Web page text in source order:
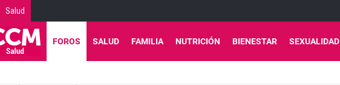
Salud
FOROS SALUD FAMILIA NUTRICIÓN BIENESTAR SEXUALIDAD